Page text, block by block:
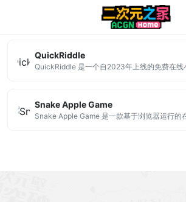
QuickRiddle
Snake Apple Game